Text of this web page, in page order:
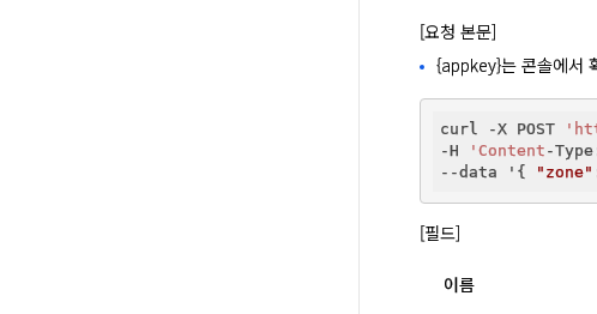
[요청 본문]
{appkey}는 콘솔에서
curl -X POST
-H
'Content -
--data '{
"zone"
[필드]
이름